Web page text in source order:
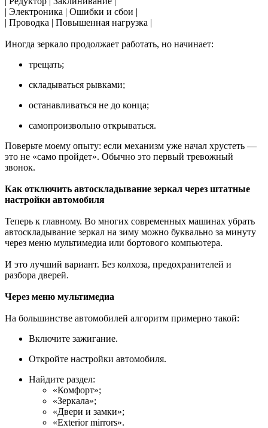
| Электроника | Ошибки и сбои |
| Проводка | Повышенная нагрузка |
Иногда зеркало продолжает работать, но начинает:
трещать;
складываться рывками;
останавливаться не до конца;
самопроизвольно открываться.
Поверьте моему опыту: если механизм уже начал хрустеть —
это не «само пройдет». Обычно это первый тревожный
звонок.
Как отключить автоскладывание зеркал через штатные
настройки автомобиля
Теперь к главному. Во многих современных машинах убрать
автоскладывание зеркал на зиму можно буквально за минуту
через меню мультимедиа или бортового компьютера.
И это лучший вариант. Без колхоза, предохранителей и
разбора дверей.
Через меню мультимедиа
На большинстве автомобилей алгоритм примерно такой:
Включите зажигание.
Откройте настройки автомобиля.
Найдите раздел:
«Комфорт»;
«Зеркала»;
«Двери и замки»;
«Exterior mirrors».